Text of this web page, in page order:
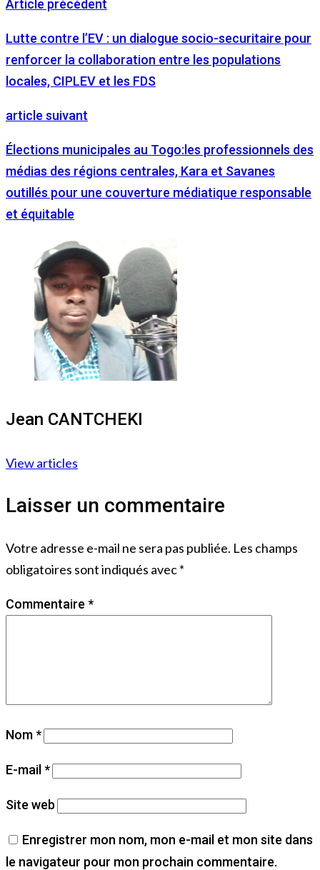
Article précédent
Lutte contre l’EV : un dialogue socio-securitaire pour
renforcer la collaboration entre les populations
locales, CIPLEV et les FDS
article suivant
Élections municipales au Togo:les professionnels des
médias des régions centrales, Kara et Savanes
outillés pour une couverture médiatique responsable
et équitable
Jean CANTCHEKI
View articles
Laisser un commentaire
Votre adresse e-mail ne sera pas publiée. Les champs
obligatoires sont indiqués avec*
Commentaire *
Nom*
E-mail*
Site web
Enregistrer mon nom, mon e-mail et mon site dans
le navigateur pour mon prochain commentaire.